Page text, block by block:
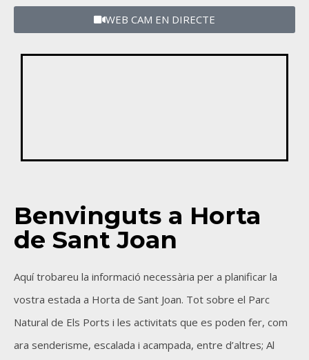
WEB CAM EN DIRECTE
Benvinguts a Horta
de Sant Joan
Aquí trobareu la informació necessària per a planificar la
vostra estada a Horta de Sant Joan. Tot sobre el Parc
Natural de Els Ports i les activitats que es poden fer, com
ara senderisme, escalada i acampada, entre d’altres; Al